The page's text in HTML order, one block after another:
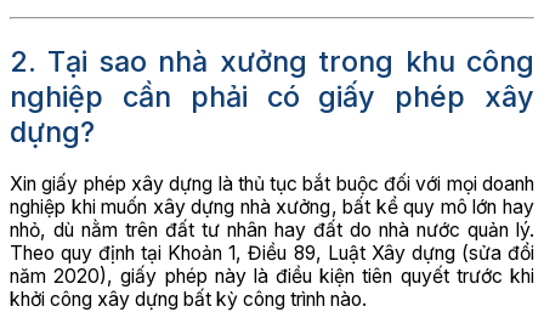
2. Tại sao nhà xưởng trong khu công
nghiệp cần phải có giấy phép xây
dựng?
Xin giấy phép xây dựng là thủ tục bắt buộc đối với mọi doanh
nghiệp khi muốn xây dựng nhà xưởng, bất kể quy mô lớn hay
nhỏ, dù nằm trên đất tư nhân hay đất do nhà nước quản lý.
Theo quy định tại Khoản 1, Điều 89, Luật Xây dựng (sửa đổi
năm 2020), giấy phép này là điều kiện tiên quyết trước khi
khởi công xây dựng bất kỳ công trình nào.